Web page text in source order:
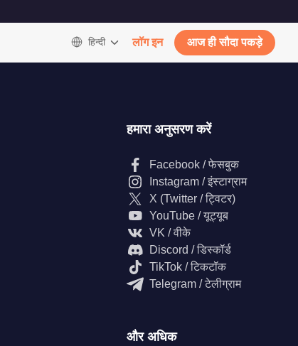
हिन्दी लॉग इन आज ही सौदा पकड़े
हमारा अनुसरण करें
Facebook / फेसबुक
Instagram / इंस्टाग्राम
X (Twitter / ट्विटर)
YouTube / यूट्यूब
VK / वीके
Discord / डिस्कॉर्ड
TikTok / टिकटॉक
Telegram / टेलीग्राम
और अधिक